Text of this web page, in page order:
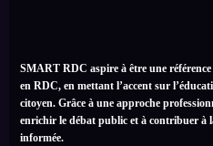
SMART RDC aspire à être une
en RDC, en mettant l’accent sur
citoyen. Grâce à une approche
enrichir le débat public et à contribuer à
informée.